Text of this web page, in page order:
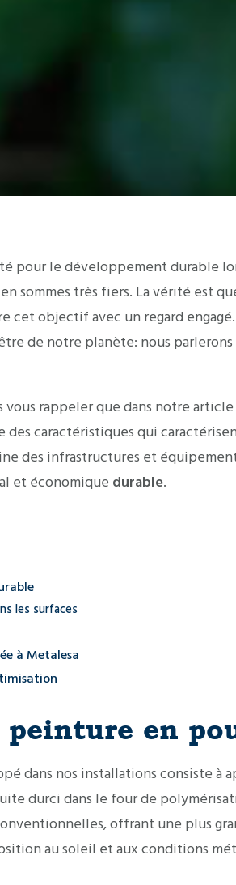
pour le développement durable
sommes très fiers. La vérité est
cet objectif avec un regard
de notre planète: nous parlerons
rappeler que dans notre article
caractéristiques qui
des infrastructures et
et économique durable.
les surfaces
à Metalesa
peinture en
dans nos installations consiste à
durci dans le four de
offrant une plus
au soleil et aux conditions